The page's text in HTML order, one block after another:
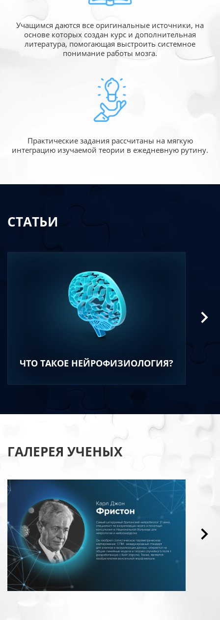
Учащимся даются все оригинальные источники, на
основе которых создан курс и дополнительная
литература, помогающая выстроить системное
понимание работы мозга.
Практические задания рассчитаны на мягкую
интеграцию изучаемой теории в ежедневную рутину.
СТАТЬИ
ЧТО ТАКОЕ НЕЙРОФИЗИОЛОГИЯ?
ГАЛЕРЕЯ УЧЕНЫХ